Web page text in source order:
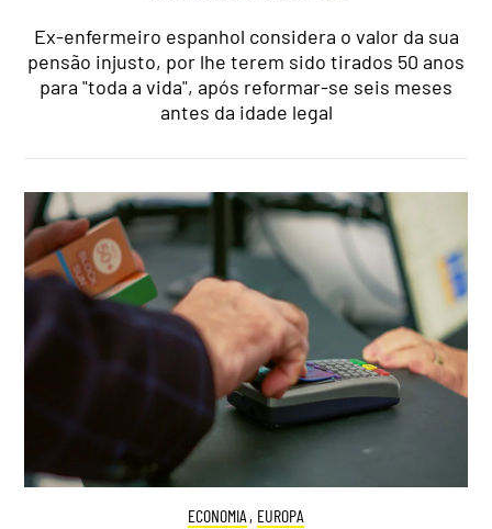
Ex-enfermeiro espanhol considera o valor da sua
pensão injusto, por lhe terem sido tirados 50 anos
para "toda a vida", após reformar-se seis meses
antes da idade legal
ECONOMIA , EUROPA